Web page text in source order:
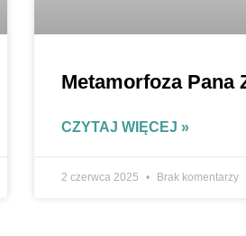
Metamorfoza Pana
CZYTAJ WIĘCEJ »
2 czerwca 2025 Brak komentarzy